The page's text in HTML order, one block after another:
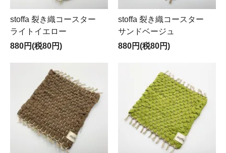
stoffa 裂き織コースター
ライトイエロー
880円(税80円)
stoffa 裂き織コースター
サンドベージュ
880円(税80円)